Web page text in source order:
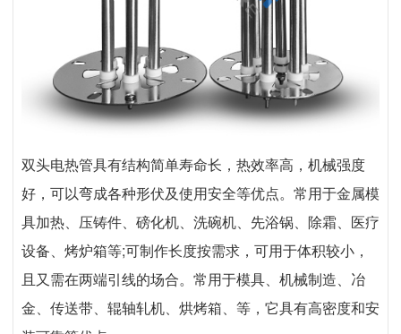
双头电热管具有结构简单寿命长，热效率高，机械强度
好，可以弯成各种形伏及使用安全等优点。常用于金属模
具加热、压铸件、磅化机、洗碗机、先浴锅、除霜、医疗
设备、烤炉箱等;可制作长度按需求，可用于体积较小，
且又需在两端引线的场合。常用于模具、机械制造、冶
金、传送带、辊轴轧机、烘烤箱、等，它具有高密度和安